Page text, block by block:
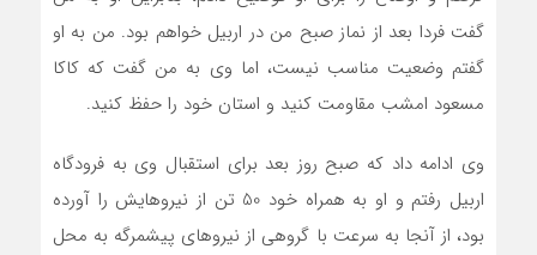
گفت فردا بعد از نماز صبح من در اربیل خواهم بود. من به او
گفتم وضعیت مناسب نیست، اما وی به من گفت که کاکا
مسعود امشب مقاومت کنید و استان خود را حفظ کنید.
وی ادامه داد که صبح روز بعد برای استقبال وی به فرودگاه
اربیل رفتم و او به همراه خود 50 تن از نیروهایش را آورده
بود، از آنجا به سرعت با گروهی از نیرو‌های پیشمرگه به محل